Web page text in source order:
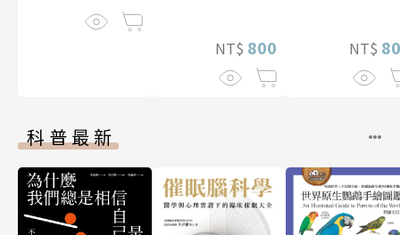
NT$ 800 NT$
科普最新